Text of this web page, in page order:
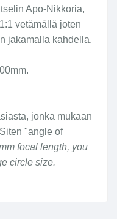
Apo-Nikkoria,
vetämällä joten
jakamalla kahdella.
jonka mukaan
"angle of
focal length, you
circle size.